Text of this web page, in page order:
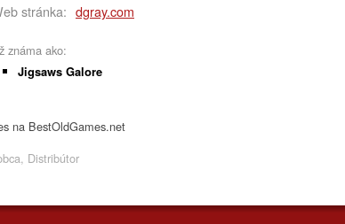
stránka: dgray.com
známa ako:
Jigsaws Galore
na BestOldGames.net
Distribútor